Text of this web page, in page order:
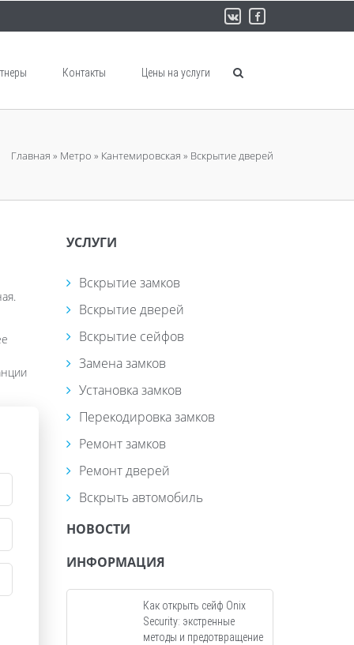
Контакты Цены на услуги
Главная » Метро » Кантемировская » Вскрытие дверей
УСЛУГИ
Вскрытие замков
Вскрытие дверей
Вскрытие сейфов
Замена замков
Установка замков
Перекодировка замков
Ремонт замков
Ремонт дверей
Вскрыть автомобиль
НОВОСТИ
ИНФОРМАЦИЯ
Как открыть сейф Onix
Security: экстренные
методы и предотвращение